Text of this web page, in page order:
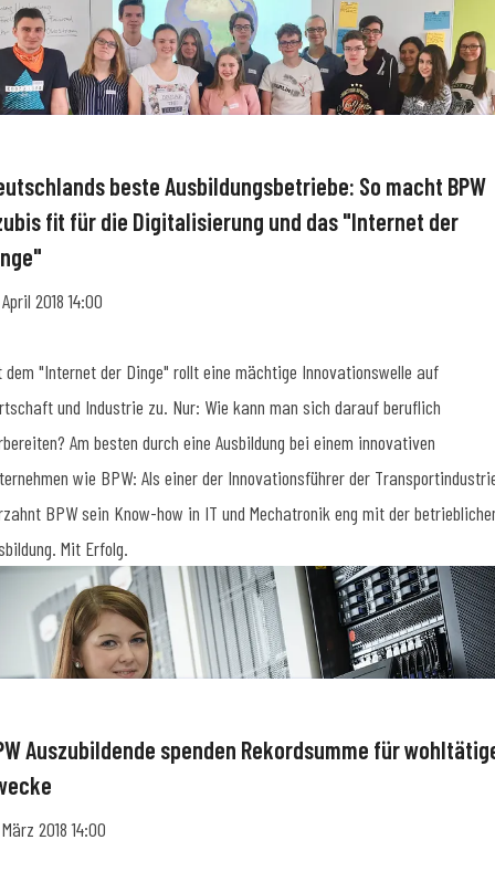
beste Ausbildungsbetriebe: So macht BPW
fit für die Digitalisierung und das "Internet der
April 2018 14:00
dem "Internet der Dinge" rollt eine mächtige Innovationswelle auf
und Industrie zu. Nur: Wie kann man sich darauf beruflich
Am besten durch eine Ausbildung bei einem innovativen
wie BPW: Als einer der Innovationsführer der
BPW sein Know-how in IT und Mechatronik eng mit der
Mit Erfolg.
Auszubildende spenden Rekordsumme für
März 2018 14:00